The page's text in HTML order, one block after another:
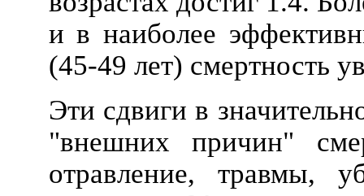
и в наиболее
(45-49 лет) смертность
Эти сдвиги в
"внешних причин"
отравление, травмы,